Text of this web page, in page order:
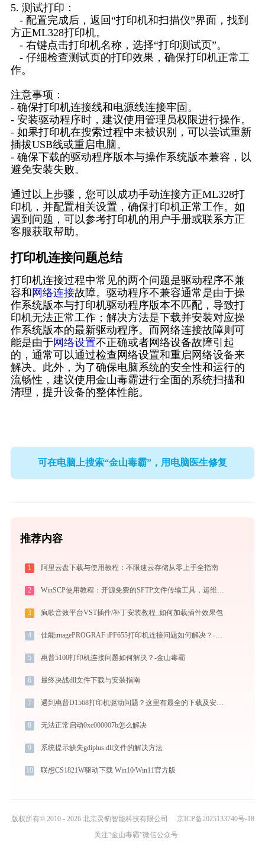
5. 测试打印：
- 配置完成后，返回“打印机和扫描仪”界面，找到
方正ML328打印机。
- 右键点击打印机名称，选择“打印测试页”。
- 仔细检查测试页的打印效果，确保打印机正常工
作。
注意事项：
- 确保打印机连接线和电源线连接牢固。
- 安装驱动程序时，建议使用管理员权限进行操作。
- 如果打印机在搜索过程中未被识别，可以尝试重新
插拔USB线或重启电脑。
- 确保下载的驱动程序版本与操作系统版本兼容，以
避免安装失败。
通过以上步骤，您可以成功手动连接方正ML328打
印机，并配置相关设置，确保打印机正常工作。如
遇到问题，可以参考打印机的用户手册或联系方正
客服获取帮助。
打印机连接问题总结
打印机连接过程中常见的两个问题是驱动程序不兼
容和 网络连接故障。驱动程序不兼容通常是由于操
作系统版本与打印机驱动程序版本不匹配，导致打
印机无法正常工作；解决方法是下载并安装对应操
作系统版本的最新驱动程序。而网络连接故障则可
能是由于网络设置不正确或者网络设备故障引起
的，通常可以通过检查网络设置和重启网络设备来
解决。此外，为了确保电脑系统的安全性和运行的
流畅性，建议使用金山毒霸进行全面的系统扫描和
清理，提升设备的整体性能。
可在电脑上搜索“金山毒霸”，用电脑医生修复
推荐内容
1 阿里云盘下载与使用教程：不限速云存储从零上手全指南
2 WinSCP使用教程：开源免费的SFTP文件传输工具，运维必备远程管理利器
3 疯歌音效平台VST插件/补丁安装教程_如何加载插件效果包
4 佳能imagePROGRAF iPF655打印机连接问题如何解决？-金山毒霸
5 惠普5100打印机连接问题如何解决？-金山毒霸
6 最终决战dll文件下载与安装指南
7 遇到惠普D1568打印机驱动问题？这里有最全的下载及安装指导
8 无法正常启动0xc000007b怎么解决
9 系统提示缺失gdiplus.dll文件的解决方法
10 联想CS1821W驱动下载 Win10/Win11官方版
版权所有© 2010 - 2026 北京灵豹智能科技有限公司
京ICP备2025133740号-18
关注“金山毒霸”微信公众号